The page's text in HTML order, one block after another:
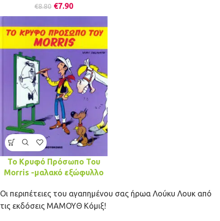
€8.80 €7.90
Το Κρυφό Πρόσωπο Του
Morris -μαλακό εξώφυλλο
Οι περιπέτειες του αγαπημένου σας ήρωα Λούκυ Λουκ από
τις εκδόσεις ΜΑΜΟΥΘ Κόμιξ!